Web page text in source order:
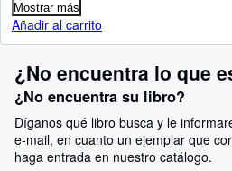
Mostrar más
Añadir al carrito
¿No encuentra lo que
¿No encuentra su libro?
Díganos qué libro busca y le
e-mail, en cuanto un ejemplar que
haga entrada en nuestro catálogo.